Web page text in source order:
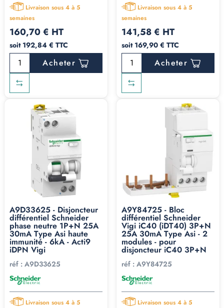
Livraison sous 4 à 5
semaines
160,70 € HT
soit 192,84 € TTC
Acheter
Livraison sous 4 à 5
semaines
141,58 € HT
soit 169,90 € TTC
Acheter
A9D33625 - Disjoncteur
différentiel Schneider
phase neutre 1P+N 25A
30mA Type Asi haute
immunité - 6kA - Acti9
iDPN Vigi
réf : A9D33625
Livraison sous 4 à 5
A9Y84725 - Bloc
différentiel Schneider
Vigi iC40 (iDT40) 3P+N
25A 30mA Type Asi - 2
modules - pour
disjoncteur iC40 3P+N
réf : A9Y84725
Livraison sous 4 à 5